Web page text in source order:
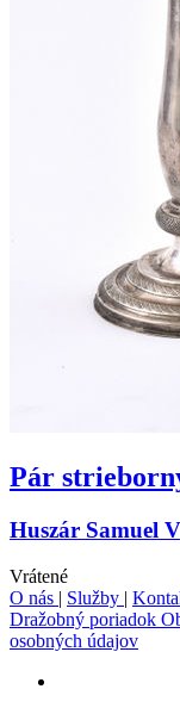
Pár
Huszár Samuel
Vrátené
O nás | Služby |
Dražobný poriadok
osobných údajov